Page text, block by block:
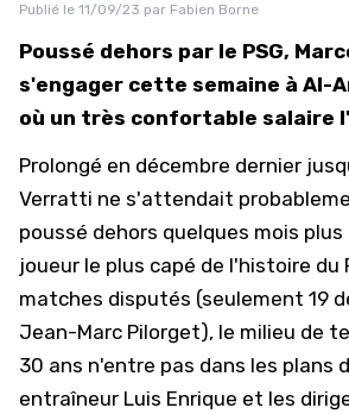
Publié le 11/09/23 par Fabien Borne
Poussé dehors par le PSG,
s'engager cette semaine à Al-
où un très confortable salaire
Prolongé en décembre dernier
Verratti ne s'attendait
poussé dehors quelques mois
joueur le plus capé de l'histoire du
matches disputés (seulement 19
Jean-Marc Pilorget), le milieu de
30 ans n'entre pas dans les plans
entraîneur Luis Enrique et les